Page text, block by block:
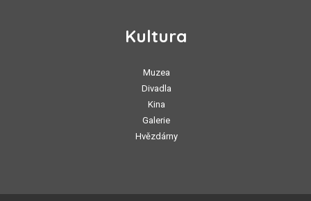
Kultura
Muzea
Divadla
Kina
Galerie
Hvězdárny